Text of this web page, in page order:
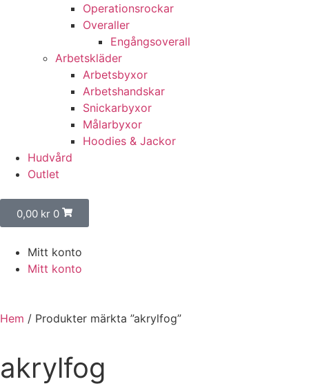
Operationsrockar
Overaller
Engångsoverall
Arbetskläder
Arbetsbyxor
Arbetshandskar
Snickarbyxor
Målarbyxor
Hoodies & Jackor
Hudvård
Outlet
0,00 kr 0
Mitt konto
Mitt konto
Hem / Produkter märkta ”akrylfog”
akrylfog